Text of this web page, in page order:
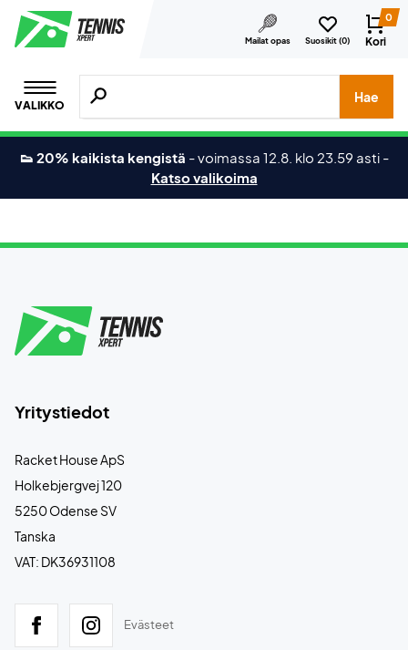
Mailat opas Suosikit (0)
0
Kori
VALIKKO
Hae tuotteita, merkkejä jne.
Hae
👟 20% kaikista kengistä -voimassa 12.8. klo 23.59 asti -
Katso valikoima
Yritystiedot
Racket House ApS
Holkebjergvej 120
5250 Odense SV
Tanska
VAT: DK36931108
Evästeet